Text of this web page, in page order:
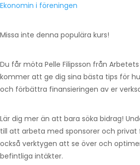
Ekonomin i föreningen
Missa inte denna populära kurs!
Du får möta Pelle Filipsson från
kommer att ge dig sina bästa tips för
och förbättra finansieringen av er
Lär dig mer än att bara söka bidrag!
till att arbeta med sponsorer och privat
också verktygen att se över och
befintliga intäkter.